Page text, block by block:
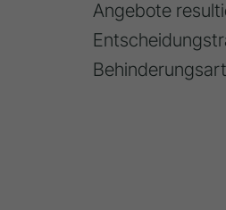
Angebote